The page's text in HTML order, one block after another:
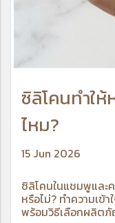
ซิลิโคนทำใ
ไหม?
15 Jun 2026
ซิลิโคนในแชมพูและ
หรือไม่? ทำความเข้
พร้อมวิธีเลือกผลิต